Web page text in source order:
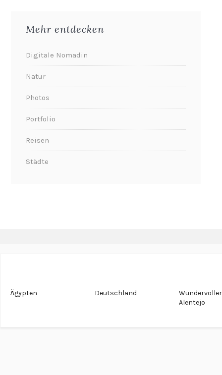
Mehr entdecken
Digitale Nomadin
Natur
Photos
Portfolio
Reisen
Städte
Ägypten Deutschland
Wundervoller
Alentejo